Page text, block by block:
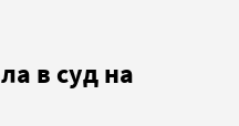
в суд на